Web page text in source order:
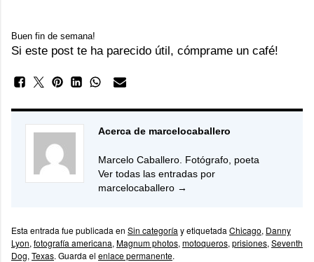
Buen fin de semana!
Si este post te ha parecido útil, cómprame un café!
Acerca de marcelocaballero
Marcelo Caballero. Fotógrafo, poeta
Ver todas las entradas por
marcelocaballero →
Esta entrada fue publicada en Sin categoría y etiquetada Chicago, Danny
Lyon, fotografía americana, Magnum photos, motoqueros, prisiones, Seventh
Dog, Texas. Guarda el enlace permanente.